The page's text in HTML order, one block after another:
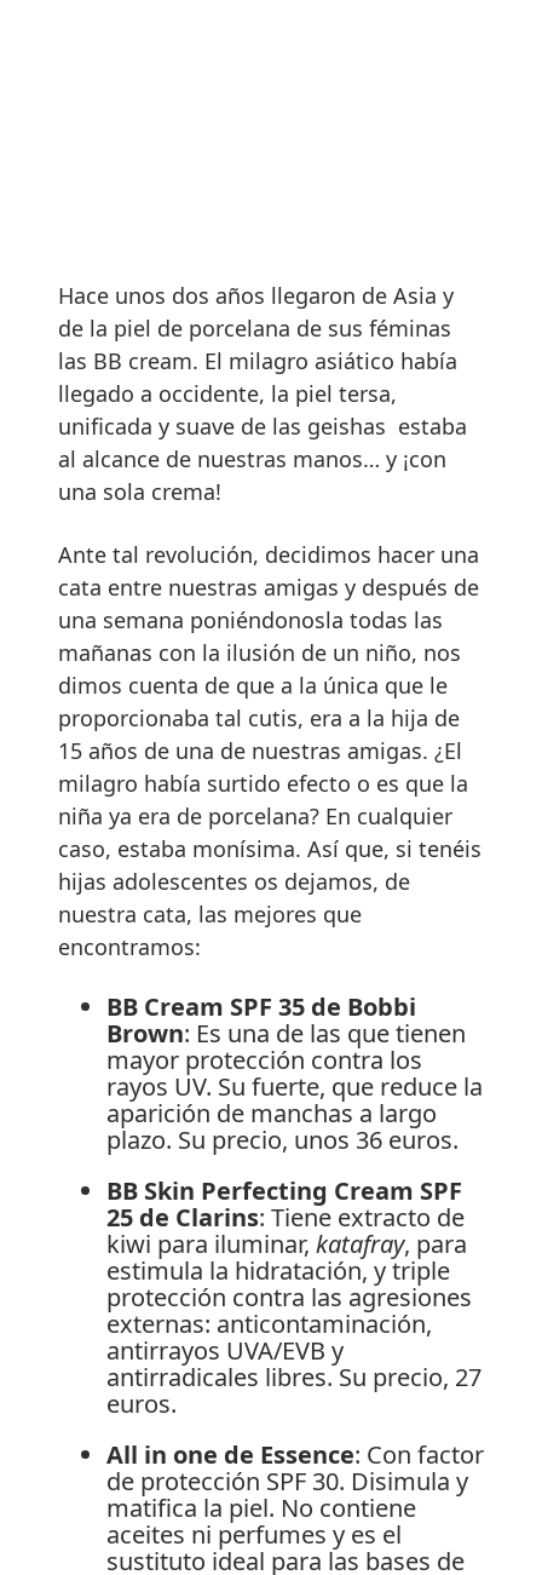
Hace unos dos años llegaron de Asia y
de la piel de porcelana de sus féminas
las BB cream. El milagro asiático había
llegado a occidente, la piel tersa,
unificada y suave de las geishas estaba
al alcance de nuestras manos… y ¡con
una sola crema!
Ante tal revolución, decidimos hacer una
cata entre nuestras amigas y después de
una semana poniéndonosla todas las
mañanas con la ilusión de un niño, nos
dimos cuenta de que a la única que le
proporcionaba tal cutis, era a la hija de
15 años de una de nuestras amigas. ¿El
milagro había surtido efecto o es que la
niña ya era de porcelana? En cualquier
caso, estaba monísima. Así que, si tenéis
hijas adolescentes os dejamos, de
nuestra cata, las mejores que
encontramos:
BB Cream SPF 35 de Bobbi
Brown: Es una de las que tienen
mayor protección contra los
rayos UV. Su fuerte, que reduce la
aparición de manchas a largo
plazo. Su precio, unos 36 euros.
BB Skin Perfecting Cream SPF
25 de Clarins: Tiene extracto de
kiwi para iluminar, katafray, para
estimula la hidratación, y triple
protección contra las agresiones
externas: anticontaminación,
antirrayos UVA/EVB y
antirradicales libres. Su precio, 27
euros.
All in one de Essence: Con factor
de protección SPF 30. Disimula y
matifica la piel. No contiene
aceites ni perfumes y es el
sustituto ideal para las bases de